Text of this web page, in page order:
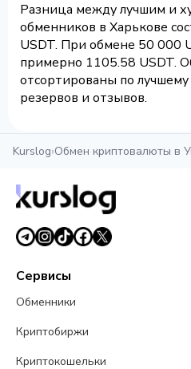
Разница между лучшим и
обменников в Харькове
USDT. При обмене 50 000
примерно 1105.58 USDT.
отсортированы по лучшему
резервов и отзывов.
Kurslog›Обмен криптовалюты в
Сервисы
Обменники
Криптобиржи
Криптокошельки